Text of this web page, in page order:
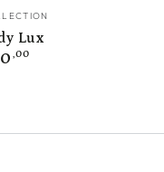
Lux
,00